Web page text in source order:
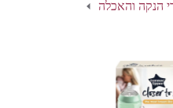
הנקה והאכלה